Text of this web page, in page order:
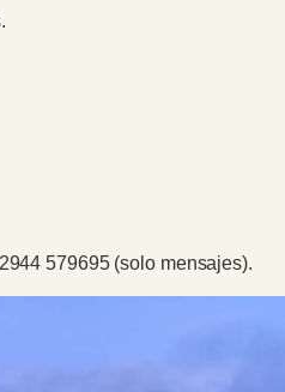
579695 (solo mensajes).